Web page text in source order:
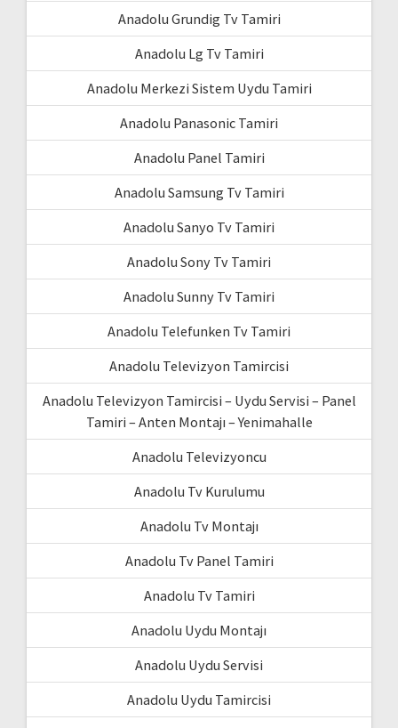
Anadolu Grundig Tv Tamiri
Anadolu Lg Tv Tamiri
Anadolu Merkezi Sistem Uydu Tamiri
Anadolu Panasonic Tamiri
Anadolu Panel Tamiri
Anadolu Samsung Tv Tamiri
Anadolu Sanyo Tv Tamiri
Anadolu Sony Tv Tamiri
Anadolu Sunny Tv Tamiri
Anadolu Telefunken Tv Tamiri
Anadolu Televizyon Tamircisi
Anadolu Televizyon Tamircisi – Uydu Servisi – Panel
Tamiri – Anten Montajı – Yenimahalle
Anadolu Televizyoncu
Anadolu Tv Kurulumu
Anadolu Tv Montajı
Anadolu Tv Panel Tamiri
Anadolu Tv Tamiri
Anadolu Uydu Montajı
Anadolu Uydu Servisi
Anadolu Uydu Tamircisi